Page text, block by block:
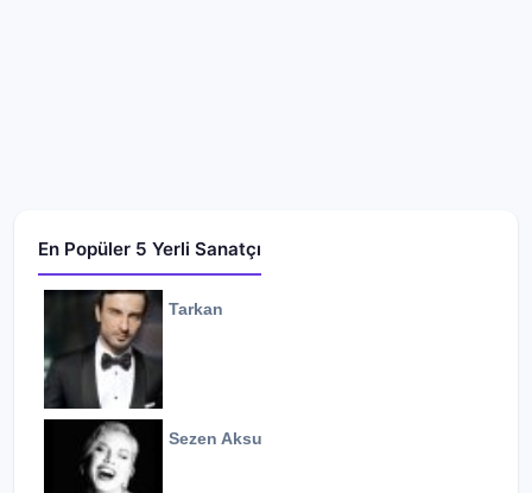
En Popüler 5 Yerli Sanatçı
Tarkan
Sezen Aksu